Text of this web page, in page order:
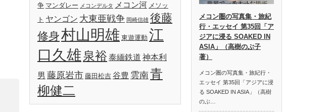
争 マンダレー メコンデルタ メコン河 メソッ
ト ヤンゴン 大東亜戦争 岡崎信雄 後藤
修身村山明雄 東遊運動 江
口久雄泉裕 泰緬鉄道 神本利
男 藤原岩市 藤田松吉 谷豊 雲南青
柳健二
メコン圏の写真集・旅紀
行・エッセイ 第35回「ア
ジアに浸る SOAKED IN
ASIA」（高樹のぶ子
著）
メコン圏の写真集・旅紀行・
エッセイ 第35回「アジアに浸
る SOAKED IN ASIA」（高樹
のぶ…